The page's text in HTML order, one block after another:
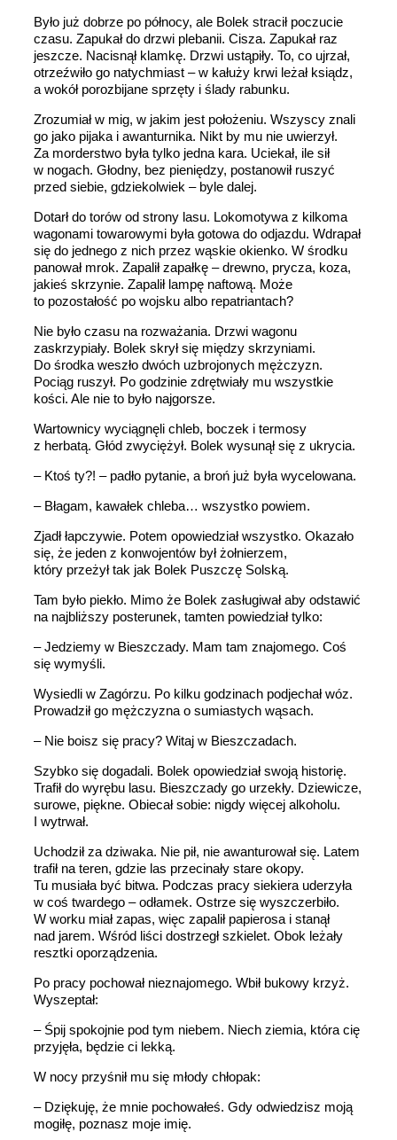
Było już dobrze po północy, ale Bolek stracił poczucie
czasu. Zapukał do drzwi plebanii. Cisza. Zapukał raz
jeszcze. Nacisnął klamkę. Drzwi ustąpiły. To, co ujrzał,
otrzeźwiło go natychmiast – w kałuży krwi leżał ksiądz,
a wokół porozbijane sprzęty i ślady rabunku.
Zrozumiał w mig, w jakim jest położeniu. Wszyscy znali
go jako pijaka i awanturnika. Nikt by mu nie uwierzył.
Za morderstwo była tylko jedna kara. Uciekał, ile sił
w nogach. Głodny, bez pieniędzy, postanowił ruszyć
przed siebie, gdziekolwiek – byle dalej.
Dotarł do torów od strony lasu. Lokomotywa z kilkoma
wagonami towarowymi była gotowa do odjazdu. Wdrapał
się do jednego z nich przez wąskie okienko. W środku
panował mrok. Zapalił zapałkę – drewno, prycza, koza,
jakieś skrzynie. Zapalił lampę naftową. Może
to pozostałość po wojsku albo repatriantach?
Nie było czasu na rozważania. Drzwi wagonu
zaskrzypiały. Bolek skrył się między skrzyniami.
Do środka weszło dwóch uzbrojonych mężczyzn.
Pociąg ruszył. Po godzinie zdrętwiały mu wszystkie
kości. Ale nie to było najgorsze.
Wartownicy wyciągnęli chleb, boczek i termosy
z herbatą. Głód zwyciężył. Bolek wysunął się z ukrycia.
– Ktoś ty?! – padło pytanie, a broń już była wycelowana.
– Błagam, kawałek chleba… wszystko powiem.
Zjadł łapczywie. Potem opowiedział wszystko. Okazało
się, że jeden z konwojentów był żołnierzem,
który przeżył tak jak Bolek Puszczę Solską.
Tam było piekło. Mimo że Bolek zasługiwał aby odstawić
na najbliższy posterunek, tamten powiedział tylko:
– Jedziemy w Bieszczady. Mam tam znajomego. Coś
się wymyśli.
Wysiedli w Zagórzu. Po kilku godzinach podjechał wóz.
Prowadził go mężczyzna o sumiastych wąsach.
– Nie boisz się pracy? Witaj w Bieszczadach.
Szybko się dogadali. Bolek opowiedział swoją historię.
Trafił do wyrębu lasu. Bieszczady go urzekły. Dziewicze,
surowe, piękne. Obiecał sobie: nigdy więcej alkoholu.
I wytrwał.
Uchodził za dziwaka. Nie pił, nie awanturował się. Latem
trafił na teren, gdzie las przecinały stare okopy.
Tu musiała być bitwa. Podczas pracy siekiera uderzyła
w coś twardego – odłamek. Ostrze się wyszczerbiło.
W worku miał zapas, więc zapalił papierosa i stanął
nad jarem. Wśród liści dostrzegł szkielet. Obok leżały
resztki oporządzenia.
Po pracy pochował nieznajomego. Wbił bukowy krzyż.
Wyszeptał:
– Śpij spokojnie pod tym niebem. Niech ziemia, która cię
przyjęła, będzie ci lekką.
W nocy przyśnił mu się młody chłopak:
– Dziękuję, że mnie pochowałeś. Gdy odwiedzisz moją
mogiłę, poznasz moje imię.